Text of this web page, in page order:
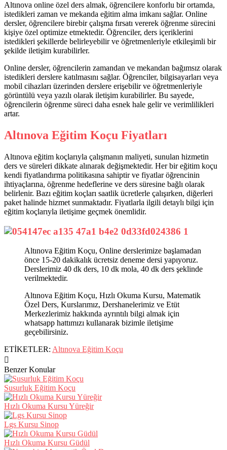
Altınova online özel ders almak, öğrencilere konforlu bir ortamda,
istedikleri zaman ve mekanda eğitim alma imkanı sağlar. Online
dersler, öğrencilere birebir çalışma fırsatı vererek öğrenme sürecini
kişiye özel optimize etmektedir. Öğrenciler, ders içeriklerini
istedikleri şekillerde belirleyebilir ve öğretmenleriyle etkileşimli bir
şekilde iletişim kurabilirler.
Online dersler, öğrencilerin zamandan ve mekandan bağımsız olarak
istedikleri derslere katılmasını sağlar. Öğrenciler, bilgisayarları veya
mobil cihazları üzerinden derslere erişebilir ve öğretmenleriyle
görüntülü veya yazılı olarak iletişim kurabilirler. Bu sayede,
öğrencilerin öğrenme süreci daha esnek hale gelir ve verimlilikleri
artar.
Altınova Eğitim Koçu Fiyatları
Altınova eğitim koçlarıyla çalışmanın maliyeti, sunulan hizmetin
ders ve süreleri dikkate alınarak değişmektedir. Her bir eğitim koçu
kendi fiyatlandırma politikasına sahiptir ve fiyatlar öğrencinin
ihtiyaçlarına, öğrenme hedeflerine ve ders süresine bağlı olarak
belirlenir. Bazı eğitim koçları saatlik ücretlerle çalışırken, diğerleri
paket halinde hizmet sunmaktadır. Fiyatlarla ilgili detaylı bilgi için
eğitim koçlarıyla iletişime geçmek önemlidir.
Altınova Eğitim Koçu, Online derslerimize başlamadan
önce 15-20 dakikalık ücretsiz deneme dersi yapıyoruz.
Derslerimiz 40 dk ders, 10 dk mola, 40 dk ders şeklinde
verilmektedir.
Altınova Eğitim Koçu, Hızlı Okuma Kursu, Matematik
Özel Ders, Kurslarımız, Dershanelerimiz ve Etüt
Merkezlerimiz hakkında ayrıntılı bilgi almak için
whatsapp hattımızı kullanarak bizimle iletişime
geçebilirsiniz.
ETİKETLER: Altınova Eğitim Koçu
Benzer Konular
Susurluk Eğitim Koçu
Hızlı Okuma Kursu Yüreğir
Lgs Kursu Sinop
Hızlı Okuma Kursu Güdül